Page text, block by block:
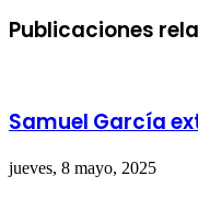
Publicaciones
Samuel García
jueves, 8 mayo, 2025